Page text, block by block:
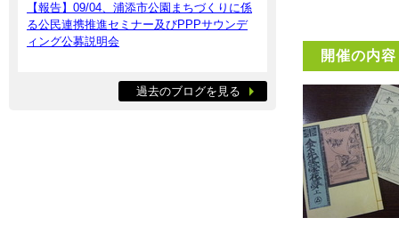
開催の内容
【報告】09/04、浦添市公園まちづくりに係
る公民連携推進セミナー及びPPPサウンデ
ィング公募説明会
過去のブログを見る